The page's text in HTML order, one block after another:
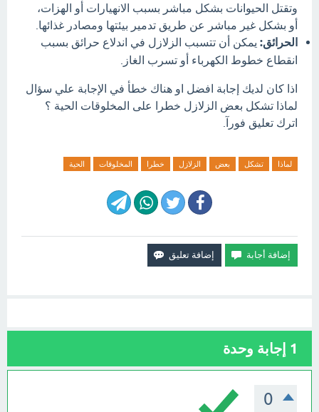
وتقتل الحيوانات بشكل مباشر بسبب الانهيارات أو الهزات،
أو بشكل غير مباشر عن طريق تدمير بيئتها ومصادر غذائها.
الحرائق: يمكن أن تتسبب الزلازل في اندلاع حرائق بسبب
انقطاع خطوط الكهرباء أو تسرب الغاز.
اذا كان لديك إجابة افضل او هناك خطأ في الإجابة علي سؤال
لماذا تشكل بعض الزلازل خطرا على المخلوقات الحية ؟
اترك تعليق فورآ.
لماذا تشكل بعض الزلازل خطرا المخلوقات الحية
1 إجابة وحدة
0